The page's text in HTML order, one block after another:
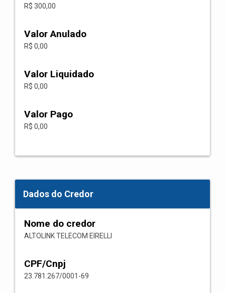
R$ 300,00
Valor Anulado
R$ 0,00
Valor Liquidado
R$ 0,00
Valor Pago
R$ 0,00
Dados do Credor
Nome do credor
ALTOLINK TELECOM EIRELLI
CPF/Cnpj
23.781.267/0001-69